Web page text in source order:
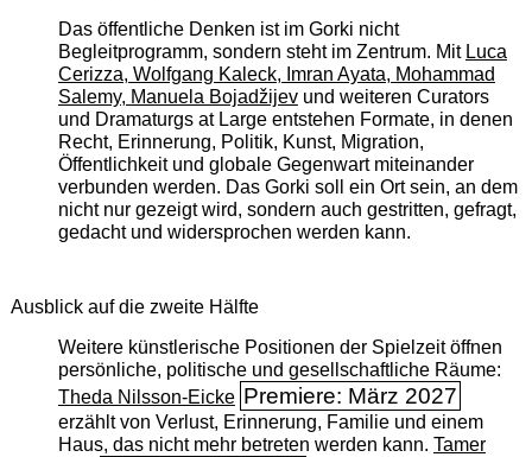
Das öffentliche Denken ist im Gorki nicht
Begleitprogramm, sondern steht im Zentrum. Mit Luca
Cerizza, Wolfgang Kaleck, Imran Ayata, Mohammad
Salemy, Manuela Bojadžijevund weiteren Curators
und Dramaturgs at Large entstehen Formate, in denen
Recht, Erinnerung, Politik, Kunst, Migration,
Öffentlichkeit und globale Gegenwart miteinander
verbunden werden. Das Gorki soll ein Ort sein, an dem
nicht nur gezeigt wird, sondern auch gestritten, gefragt,
gedacht und widersprochen werden kann.
Ausblick auf die zweite Hälfte
Weitere künstlerische Positionen der Spielzeit öffnen
persönliche, politische und gesellschaftliche Räume:
Theda Nilsson-Eicke Premiere: März 2027
erzählt von Verlust, Erinnerung, Familie und einem
Haus, das nicht mehr betreten werden kann. Tamer